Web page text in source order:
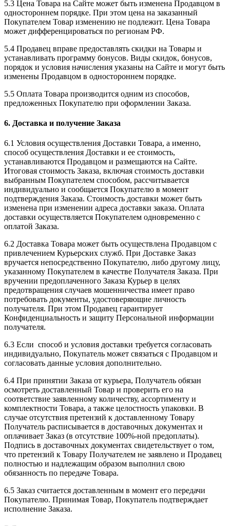
5.3 Цена Товара на Сайте может быть изменена Продавцом в
одностороннем порядке. При этом цена на заказанный
Покупателем Товар изменению не подлежит. Цена Товара
может дифференцироваться по регионам РФ.
5.4 Продавец вправе предоставлять скидки на Товары и
устанавливать программу бонусов. Виды скидок, бонусов,
порядок и условия начисления указаны на Сайте и могут быть
изменены Продавцом в одностороннем порядке.
5.5 Оплата Товара производится одним из способов,
предложенных Покупателю при оформлении Заказа.
6. Доставка и получение Заказа
6.1 Условия осуществления Доставки Товара, а именно,
способ осуществления Доставки и ее стоимость,
устанавливаются Продавцом и размещаются на Сайте.
Итоговая стоимость Заказа, включая стоимость доставки
выбранным Покупателем способом, рассчитывается
индивидуально и сообщается Покупателю в момент
подтверждения Заказа. Стоимость доставки может быть
изменена при изменении адреса доставки заказа. Оплата
доставки осуществляется Покупателем одновременно с
оплатой Заказа.
6.2 Доставка Товара может быть осуществлена Продавцом с
привлечением Курьерских служб. При Доставке Заказ
вручается непосредственно Покупателю, либо другому лицу,
указанному Покупателем в качестве Получателя Заказа. При
вручении предоплаченного Заказа Курьер в целях
предотвращения случаев мошенничества имеет право
потребовать документы, удостоверяющие личность
получателя. При этом Продавец гарантирует
Конфиденциальность и защиту Персональной информации
получателя.
6.3 Если способ и условия доставки требуется согласовать
индивидуально, Покупатель может связаться с Продавцом и
согласовать данные условия дополнительно.
6.4 При принятии Заказа от курьера, Получатель обязан
осмотреть доставленный Товар и проверить его на
соответствие заявленному количеству, ассортименту и
комплектности Товара, а также целостность упаковки. В
случае отсутствия претензий к доставленному Товару
Получатель расписывается в доставочных документах и
оплачивает Заказ (в отсутствие 100%-ной предоплаты).
Подпись в доставочных документах свидетельствует о том,
что претензий к Товару Получателем не заявлено и Продавец
полностью и надлежащим образом выполнил свою
обязанность по передаче Товара.
6.5 Заказ считается доставленным в момент его передачи
Покупателю. Принимая Товар, Покупатель подтверждает
исполнение Заказа.